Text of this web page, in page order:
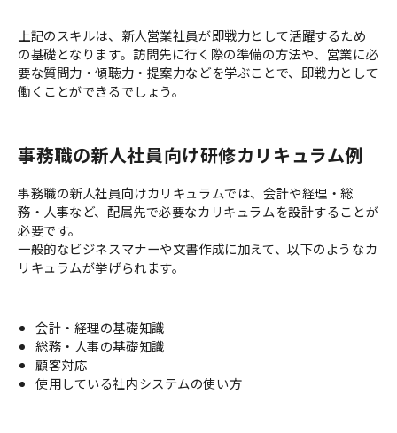
上記のスキルは、新人営業社員が即戦力として活躍するため
の基礎となります。訪問先に行く際の準備の方法や、営業に必
要な質問力・傾聴力・提案力などを学ぶことで、即戦力として
働くことができるでしょう。
事務職の新人社員向け研修カリキュラム例
事務職の新人社員向けカリキュラムでは、会計や経理・総
務・人事など、配属先で必要なカリキュラムを設計することが
必要です。
一般的なビジネスマナーや文書作成に加えて、以下のようなカ
リキュラムが挙げられます。
会計・経理の基礎知識
総務・人事の基礎知識
顧客対応
使用している社内システムの使い方